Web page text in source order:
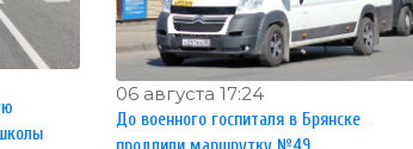
06 августа 17:24
До военного госпиталя в Брянске